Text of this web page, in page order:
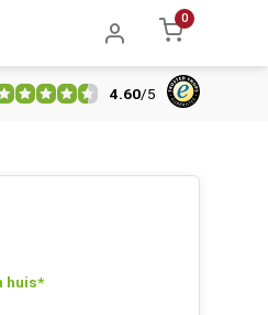
0
Vertrouwd online sinds
4.60/5
huis*